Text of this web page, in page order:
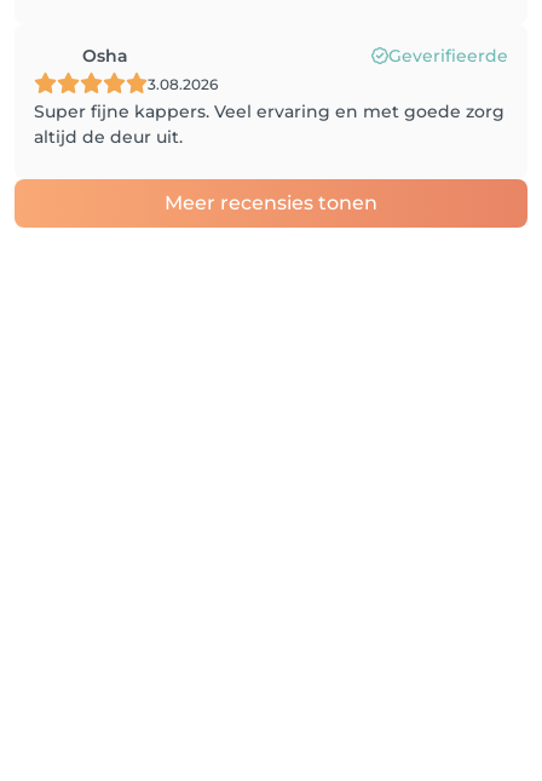
Osha Geverifieerde
3.08.2026
Super fijne kappers. Veel ervaring en met goede zorg
altijd de deur uit.
Meer recensies tonen